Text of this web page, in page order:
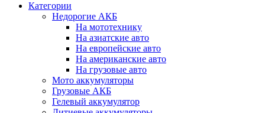
Категории
Недорогие АКБ
На мототехнику
На азиатские авто
На европейские авто
На американские авто
На грузовые авто
Мото аккумуляторы
Грузовые АКБ
Гелевый аккумулятор